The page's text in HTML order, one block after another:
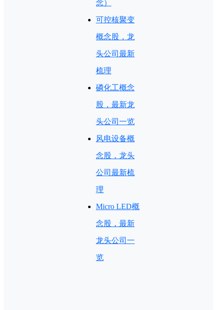
念）
可控核聚变
概念股，龙
头公司最新
梳理
磷化工概念
股，最新龙
头公司一览
风电设备概
念股，龙头
公司最新梳
理
Micro LED概
念股，最新
龙头公司一
览